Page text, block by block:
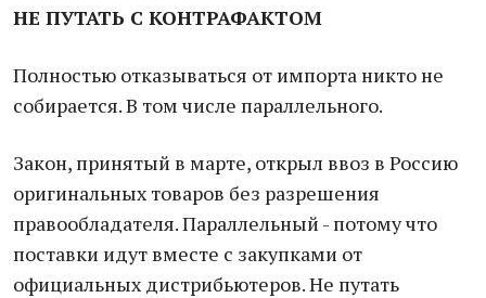
НЕ ПУТАТЬ С КОНТРАФАКТОМ
Полностью отказываться от импорта никто не
собирается. В том числе параллельного.
Закон, принятый в марте, открыл ввоз в Россию
оригинальных товаров без разрешения
правообладателя. Параллельный - потому что
поставки идут вместе с закупками от
официальных дистрибьютеров. Не путать